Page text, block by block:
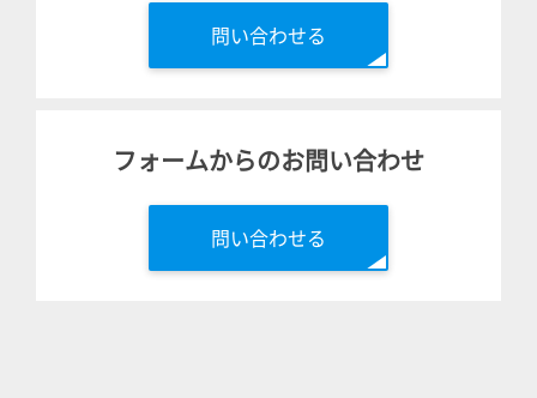
問い合わせる
フォームからのお問い合わせ
問い合わせる